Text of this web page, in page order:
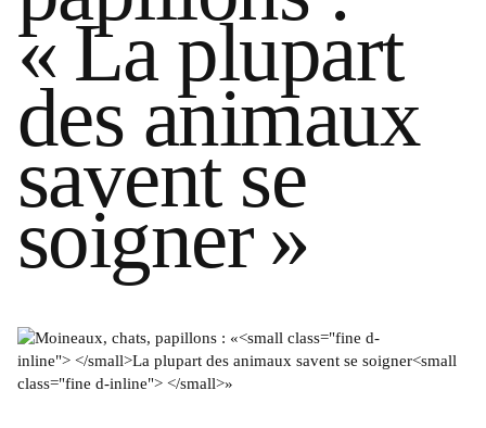
«La plupart
des animaux
savent se
soigner »